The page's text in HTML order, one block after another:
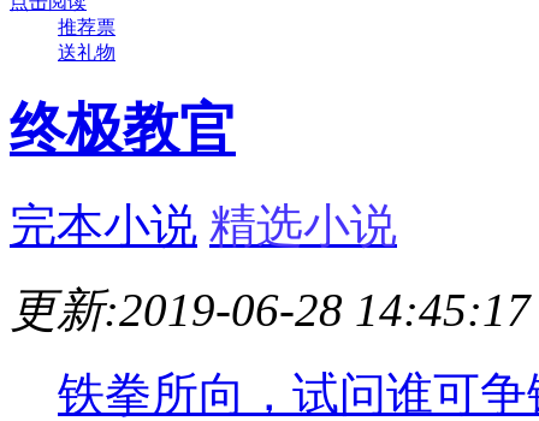
推荐票
送礼物
终极教官
完本小说 精选小说
更新:2019-06-28 14:45:17
铁拳所向，试问谁可争